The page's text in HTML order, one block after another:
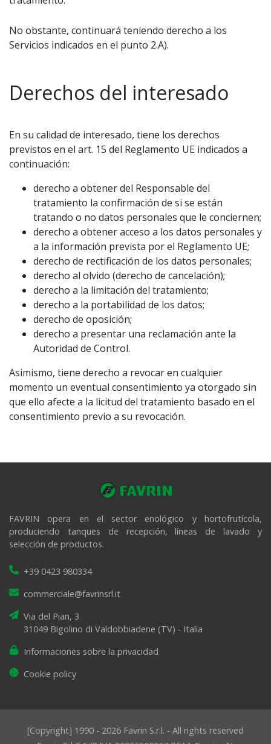
No obstante, continuará teniendo derecho a los
Servicios indicados en el punto 2.A).
Derechos del interesado
En su calidad de interesado, tiene los derechos
previstos en el art. 15 del Reglamento UE indicados a
continuación:
derecho a obtener del Responsable del
tratamiento la confirmación de si se están
tratando o no datos personales que le conciernen;
derecho a obtener acceso a los datos personales y
a la información prevista por el Reglamento UE;
derecho de rectificación de los datos personales;
derecho al olvido (derecho de cancelación);
derecho a la limitación del tratamiento;
derecho a la portabilidad de los datos;
derecho de oposición;
derecho a presentar una reclamación ante la
Autoridad de Control.
Asimismo, tiene derecho a revocar en cualquier
momento un eventual consentimiento ya otorgado sin
que ello afecte a la licitud del tratamiento basado en el
consentimiento previo a su revocación.
FAVRIN opera en el sector enológico y hortofrutícola,
produciendo tanques de recepción, líneas de lavado y
selección de productos.
+39 0423 980334
commerciale@favrinsrl.it
Via del Pian, 3
31049 Bigolino di Valdobbiadene (TV) - Italia
Informaciones sobre la privacidad
Cookie policy
[Copyright] 1990 - 2026 Favrin S.r.l. - All rights reserved